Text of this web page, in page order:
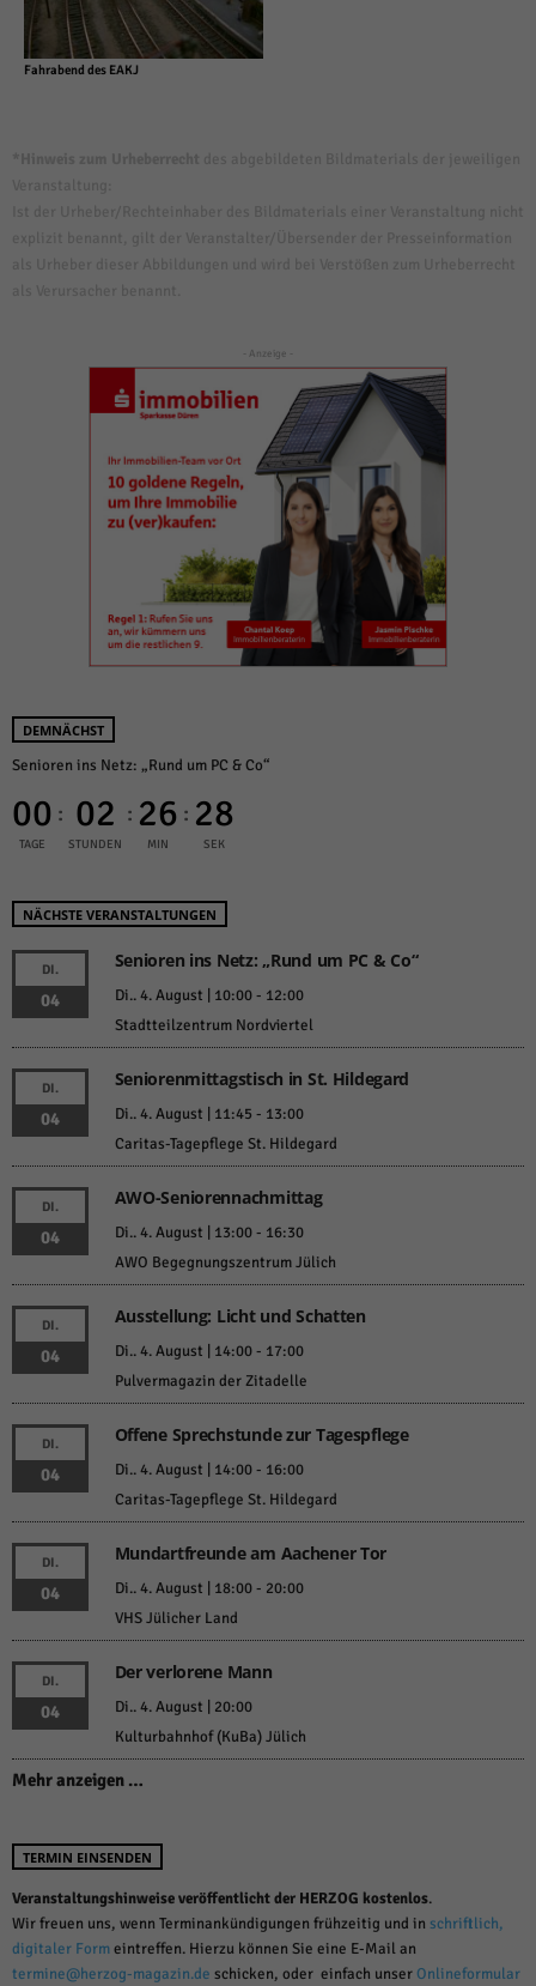
Fahrabend des EAKJ
- Anzeige -
DEMNÄCHST
Senioren ins Netz: „Rund um PC & Co“
00
TAGE
: 02
STUNDEN
: 26
MIN
: 27
SEK
NÄCHSTE VERANSTALTUNGEN
DI.
04
Senioren ins Netz: „Rund um PC & Co“
Di.. 4. August | 10:00- 12:00
Stadtteilzentrum Nordviertel
DI.
04
Seniorenmittagstisch in St. Hildegard
Di.. 4. August | 11:45 - 13:00
Caritas-Tagepflege St. Hildegard
DI.
04
AWO-Seniorennachmittag
Di.. 4. August | 13:00- 16:30
AWO Begegnungszentrum Jülich
DI.
04
Ausstellung: Licht und Schatten
Di.. 4. August | 14:00- 17:00
Pulvermagazin der Zitadelle
DI.
04
Offene Sprechstunde zur Tagespflege
Di.. 4. August | 14:00- 16:00
Caritas-Tagepflege St. Hildegard
DI.
04
Mundartfreunde am Aachener Tor
Di.. 4. August | 18:00- 20:00
VHS Jülicher Land
DI.
04
Der verlorene Mann
Di.. 4. August | 20:00
Kulturbahnhof (KuBa) Jülich
Mehr anzeigen …
TERMIN EINSENDEN
Veranstaltungshinweise veröffentlicht der HERZOG kostenlos.
Wir freuen uns, wenn Terminankündigungen frühzeitig und in schriftlich,
digitaler Formeintreffen. Hierzu können Sie eine E-Mail an
termine@herzog-magazin.de schicken, oder einfach unserOnlineformular